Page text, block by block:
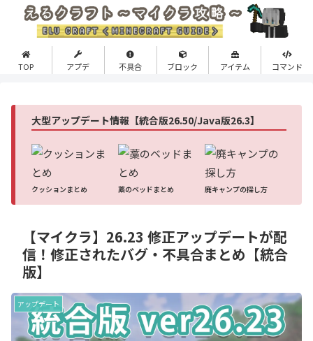
TOP アプデ 不具合 ブロック アイテム コマンド
大型アップデート情報【統合版26.50/Java版26.3】
クッションまとめ 藁のベッドまとめ 廃キャンプの探し方
【マイクラ】26.23 修正アップデートが配
信！修正されたバグ・不具合まとめ【統合
版】
アップデート